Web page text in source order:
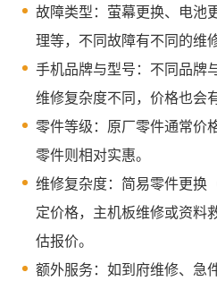
故障类型：萤幕更换、电池
理等，不同故障有不同的维
手机品牌与型号：不同品牌
维修复杂度不同，价格也会
零件等级：原厂零件通常价
零件则相对实惠。
维修复杂度：简易零件更换
定价格，主机板维修或资料
估报价。
额外服务：如到府维修、急